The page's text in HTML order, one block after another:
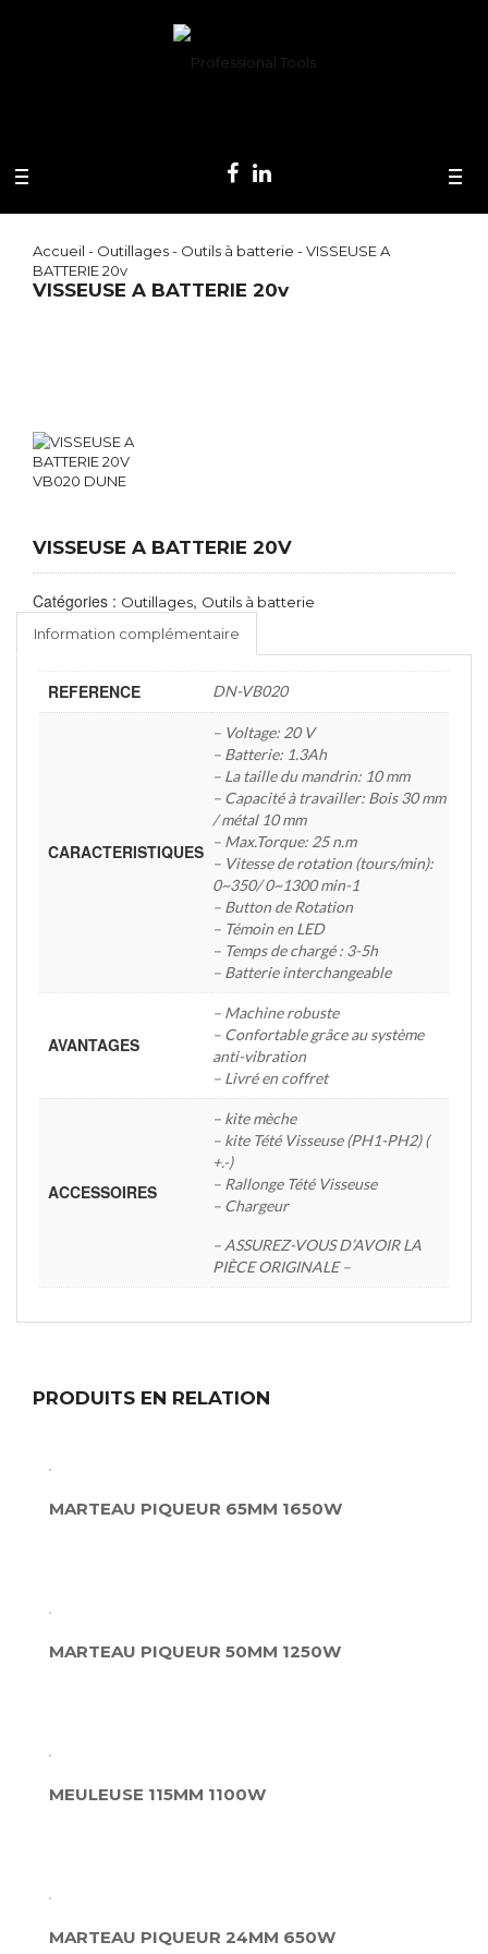
Accueil - Outillages- Outils à batterie - VISSEUSE A
BATTERIE 20v
VISSEUSE A BATTERIE 20v
VISSEUSE A BATTERIE 20V
Catégories : Outillages, Outils à batterie
Information complémentaire
REFERENCE DN-VB020
CARACTERISTIQUES
– Voltage: 20 V
– Batterie: 1.3Ah
– La taille du mandrin: 10 mm
– Capacité à travailler: Bois 30 mm
/ métal 10 mm
– Max.Torque: 25 n.m
– Vitesse de rotation (tours/min):
0~350/ 0~1300 min-1
– Button de Rotation
– Témoin en LED
– Temps de chargé : 3-5h
– Batterie interchangeable
AVANTAGES
– Machine robuste
– Confortable grâce au système
anti-vibration
– Livré en coffret
ACCESSOIRES
– kite mèche
– kite Tété Visseuse (PH1-PH2) (
+.-)
– Rallonge Tété Visseuse
– Chargeur
– ASSUREZ-VOUS D’AVOIR LA
PIÈCE ORIGINALE –
PRODUITS EN RELATION
MARTEAU PIQUEUR 65MM 1650W
MARTEAU PIQUEUR 50MM 1250W
MEULEUSE 115MM 1100W
MARTEAU PIQUEUR 24MM 650W